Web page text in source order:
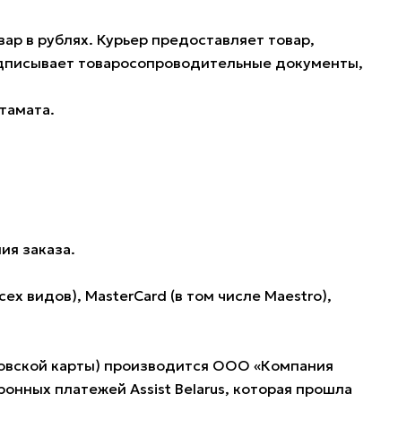
в рублях. Курьер предоставляет товар,
товаросопроводительные документы,
заказа.
видов), MasterCard (в том числе Maestro),
карты) производится ООО «Компания
платежей Assist Belarus, которая прошла